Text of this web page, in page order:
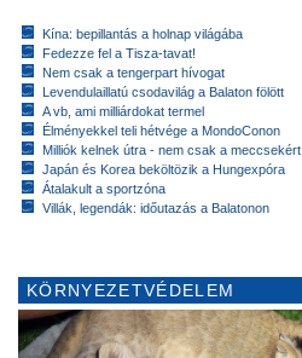
Kína: bepillantás a holnap világába
Fedezze fel a Tisza-tavat!
Nem csak a tengerpart hívogat
Levendulaillatú csodavilág a Balaton fölött
A vb, ami milliárdokat termel
Élményekkel teli hétvége a MondoConon
Milliók kelnek útra - nem csak a meccsekért
Japán és Korea beköltözik a Hungexpóra
Átalakult a sportzóna
Villák, legendák: időutazás a Balatonon
KÖRNYEZETVÉDELEM